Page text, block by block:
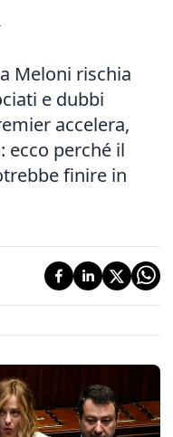
Meloni rischia
e dubbi
accelera,
ecco perché il
finire in